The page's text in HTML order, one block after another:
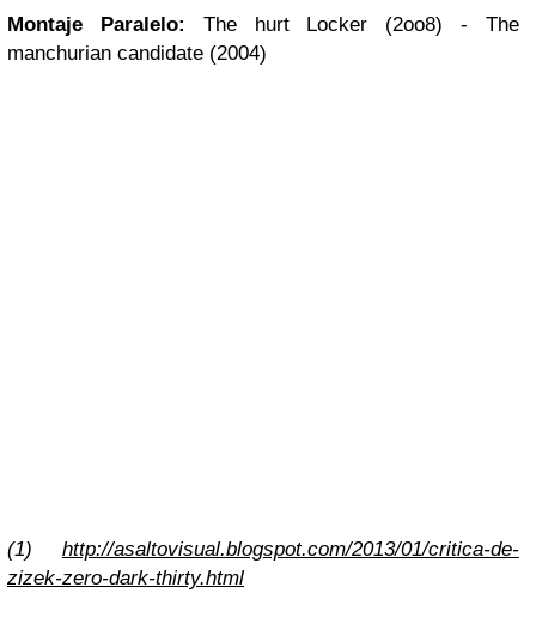
Montaje Paralelo: The hurt Locker (2oo8) - The
manchurian candidate (2004)
(1) http://asaltovisual.blogspot.com/2013/01/critica-de-
zizek-zero-dark-thirty.html